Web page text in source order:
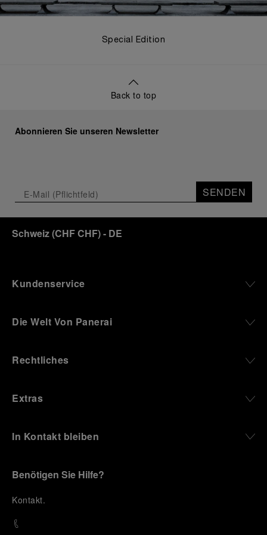
Special Edition
Back to top
Abonnieren Sie unseren Newsletter
SENDEN
Schweiz(CHF CHF)- DE
Kundenservice
Die Welt Von Panerai
Rechtliches
Extras
In Kontakt bleiben
Benötigen Sie Hilfe?
Kontakt.